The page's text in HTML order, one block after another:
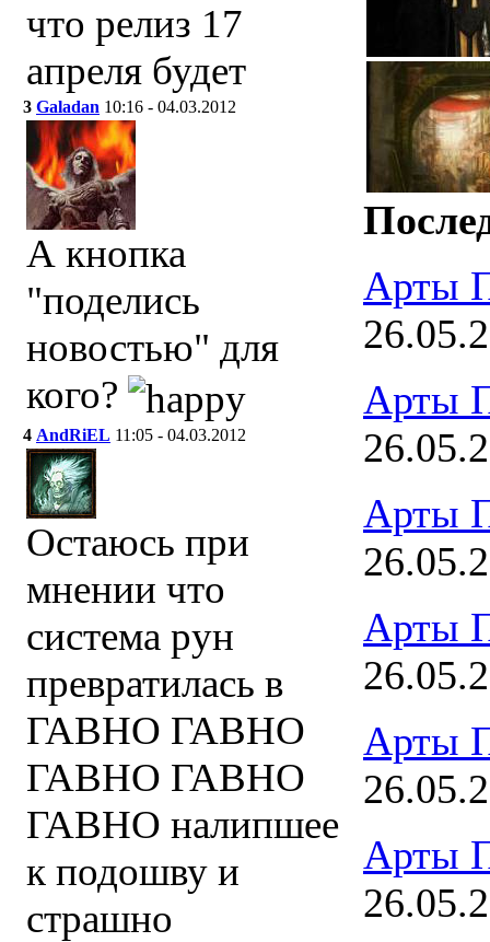
что релиз 17
апреля будет
3 Galadan 10:16 - 04.03.2012
А кнопка
"поделись
новостью" для
кого?
4 AndRiEL 11:05 - 04.03.2012
Остаюсь при
мнении что
система рун
превратилась в
ГАВНО ГАВНО
ГАВНО ГАВНО
ГАВНО налипшее
к подошву и
страшно
Арты
Арты
Арты
Арты
Арты
Арты